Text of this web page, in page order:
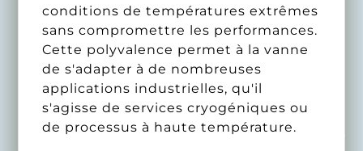
conditions de températures extrêmes
sans compromettre les performances.
Cette polyvalence permet à la vanne
de s'adapter à de nombreuses
applications industrielles, qu'il
s'agisse de services cryogéniques ou
de processus à haute température.